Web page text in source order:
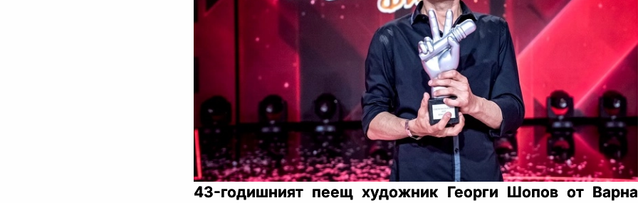
43-годишният пеещ художник Георги Шопов от Варна